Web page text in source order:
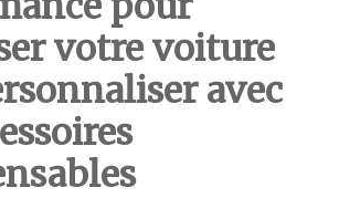
votre voiture
avec